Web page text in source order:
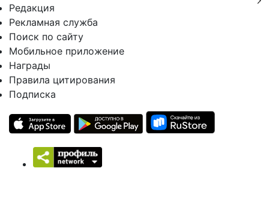
Редакция
Рекламная служба
Поиск по сайту
Мобильное приложение
Награды
Правила цитирования
Подписка